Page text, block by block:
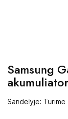
Samsung
Sandėlyje: Turime